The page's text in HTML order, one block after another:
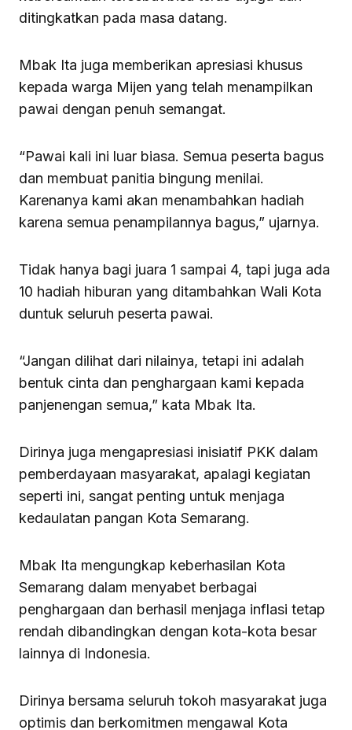
ditingkatkan pada masa datang.
Mbak Ita juga memberikan apresiasi khusus
kepada warga Mijen yang telah menampilkan
pawai dengan penuh semangat.
“Pawai kali ini luar biasa. Semua peserta bagus
dan membuat panitia bingung menilai.
Karenanya kami akan menambahkan hadiah
karena semua penampilannya bagus,” ujarnya.
Tidak hanya bagi juara 1 sampai 4, tapi juga ada
10 hadiah hiburan yang ditambahkan Wali Kota
duntuk seluruh peserta pawai.
“Jangan dilihat dari nilainya, tetapi ini adalah
bentuk cinta dan penghargaan kami kepada
panjenengan semua,” kata Mbak Ita.
Dirinya juga mengapresiasi inisiatif PKK dalam
pemberdayaan masyarakat, apalagi kegiatan
seperti ini, sangat penting untuk menjaga
kedaulatan pangan Kota Semarang.
Mbak Ita mengungkap keberhasilan Kota
Semarang dalam menyabet berbagai
penghargaan dan berhasil menjaga inflasi tetap
rendah dibandingkan dengan kota-kota besar
lainnya di Indonesia.
Dirinya bersama seluruh tokoh masyarakat juga
optimis dan berkomitmen mengawal Kota